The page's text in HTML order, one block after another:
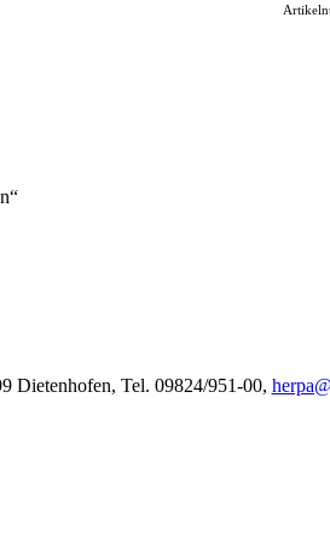
Dietenhofen, Tel. 09824/951-00,